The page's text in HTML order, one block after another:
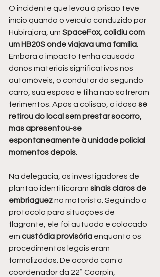
O incidente que levou à prisão teve
início quando o veículo conduzido por
Hubirajara, um SpaceFox, colidiu com
um HB20S onde viajava uma família
Embora o impacto tenha causado
danos materiais significativos nos
automóveis, o condutor do segundo
carro, sua esposa e filha não sofreram
ferimentos. Após a colisão, o idoso se
retirou do local sem prestar socorro,
mas apresentou-se
espontaneamente à unidade policial
momentos depois
Na delegacia, os investigadores de
plantão identificaram sinais claros de
embriaguez no motorista. Seguindo o
protocolo para situações de
flagrante, ele foi autuado e colocado
em custódia provisória enquanto os
procedimentos legais eram
formalizados. De acordo com o
coordenador da 22ª Coorpin,